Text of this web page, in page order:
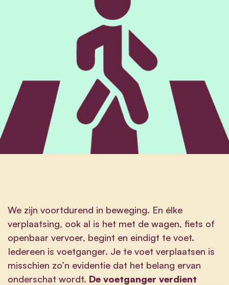
We zijn voortdurend in beweging. En élke
verplaatsing, ook al is het met de wagen, fiets of
openbaar vervoer, begint en eindigt te voet.
Iedereen is voetganger. Je te voet verplaatsen is
misschien zo’n evidentie dat het belang ervan
onderschat wordt. De voetganger verdient